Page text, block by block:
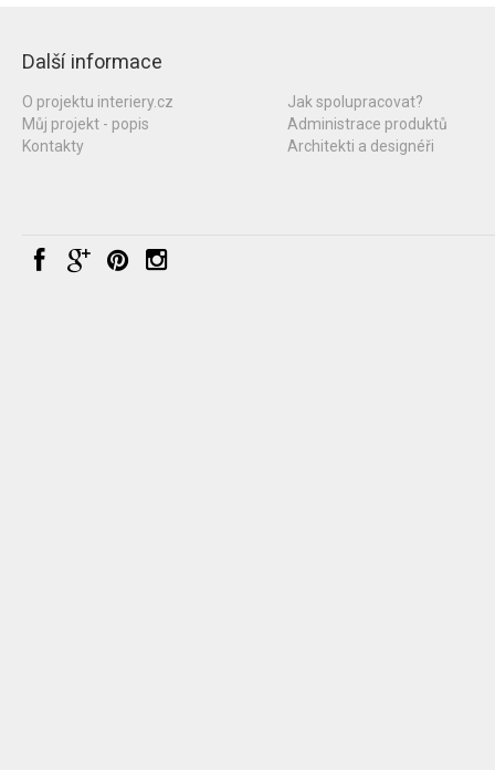
Další informace
O projektu interiery.cz
Můj projekt - popis
Kontakty
Jak spolupracovat?
Administrace produktů
Architekti a designéři